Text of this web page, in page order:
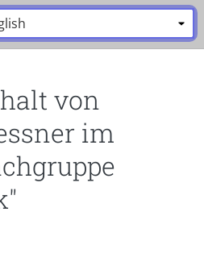
von
im